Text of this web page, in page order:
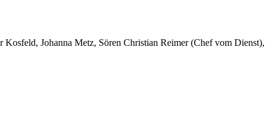
Kosfeld, Johanna Metz, Sören Christian Reimer (Chef vom Dienst),